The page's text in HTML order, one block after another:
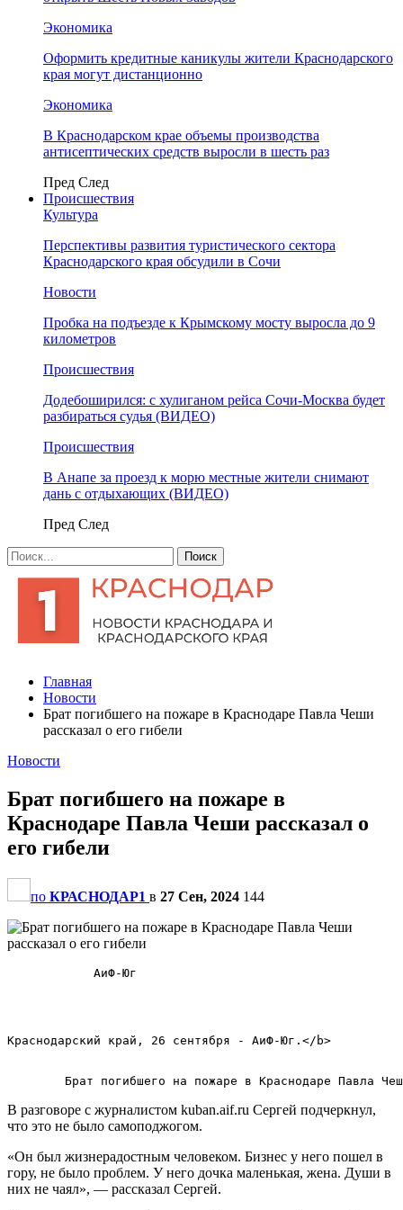
Экономика
Оформить кредитные каникулы жители Краснодарского
края могут дистанционно
Экономика
В Краснодарском крае объемы производства
антисептических средств выросли в шесть раз
Пред След
Происшествия
Культура
Перспективы развития туристического сектора
Краснодарского края обсудили в Сочи
Новости
Пробка на подъезде к Крымскому мосту выросла до 9
километров
Происшествия
Додебоширился: с хулиганом рейса Сочи-Москва будет
разбираться судья (ВИДЕО)
Происшествия
В Анапе за проезд к морю местные жители снимают
дань с отдыхающих (ВИДЕО)
Пред След
Главная
Новости
Брат погибшего на пожаре в Краснодаре Павла Чеши
рассказал о его гибели
Новости
Брат погибшего на пожаре в
Краснодаре Павла Чеши рассказал о
его гибели
по КРАСНОДАР1 в 27 Сен, 2024 144
            АиФ-Юг
Краснодарский край, 26 сентября - АиФ-Юг.</b>
В разговоре с журналистом kuban.aif.ru Сергей подчеркнул,
что это не было самоподжогом.
«Он был жизнерадостным человеком. Бизнес у него пошел в
гору, не было проблем. У него дочка маленькая, жена. Души в
них не чаял», — рассказал Сергей.